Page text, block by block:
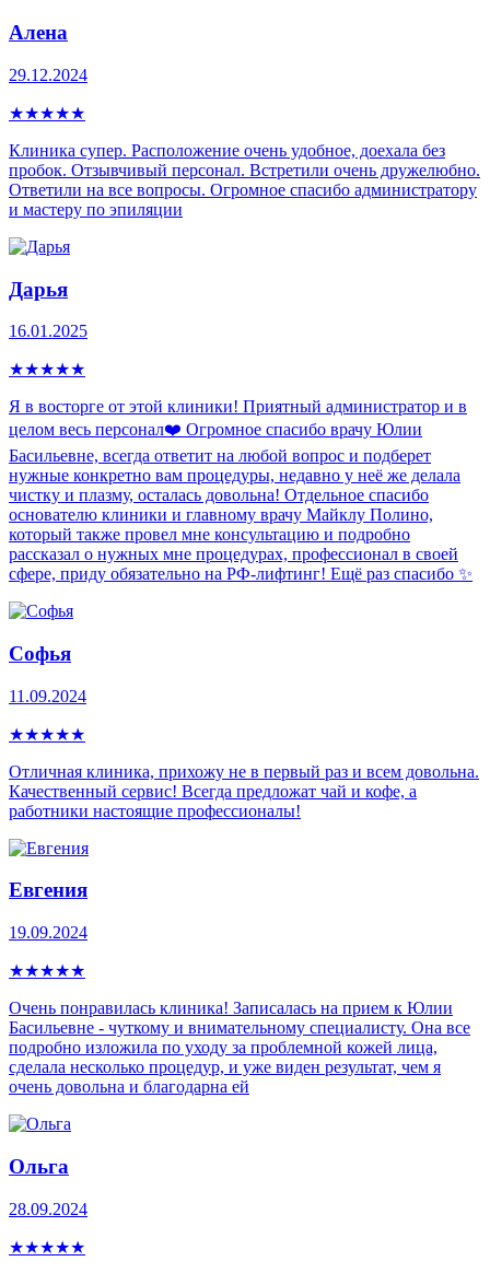
Алена
29.12.2024
★★★★★
Клиника супер. Расположение очень удобное, доехала без
пробок. Отзывчивый персонал. Встретили очень дружелюбно.
Ответили на все вопросы. Огромное спасибо администратору
и мастеру по эпиляции
Дарья
16.01.2025
★★★★★
Я в восторге от этой клиники! Приятный администратор и в
целом весь персонал❤️ Огромное спасибо врачу Юлии
Басильевне, всегда ответит на любой вопрос и подберет
нужные конкретно вам процедуры, недавно у неё же делала
чистку и плазму, осталась довольна! Отдельное спасибо
основателю клиники и главному врачу Майклу Полино,
который также провел мне консультацию и подробно
рассказал о нужных мне процедурах, профессионал в своей
сфере, приду обязательно на РФ-лифтинг! Ещё раз спасибо ✨
Софья
11.09.2024
★★★★★
Отличная клиника, прихожу не в первый раз и всем довольна.
Качественный сервис! Всегда предложат чай и кофе, а
работники настоящие профессионалы!
Евгения
19.09.2024
★★★★★
Очень понравилась клиника! Записалась на прием к Юлии
Басильевне - чуткому и внимательному специалисту. Она все
подробно изложила по уходу за проблемной кожей лица,
сделала несколько процедур, и уже виден результат, чем я
очень довольна и благодарна ей
Ольга
28.09.2024
★★★★★